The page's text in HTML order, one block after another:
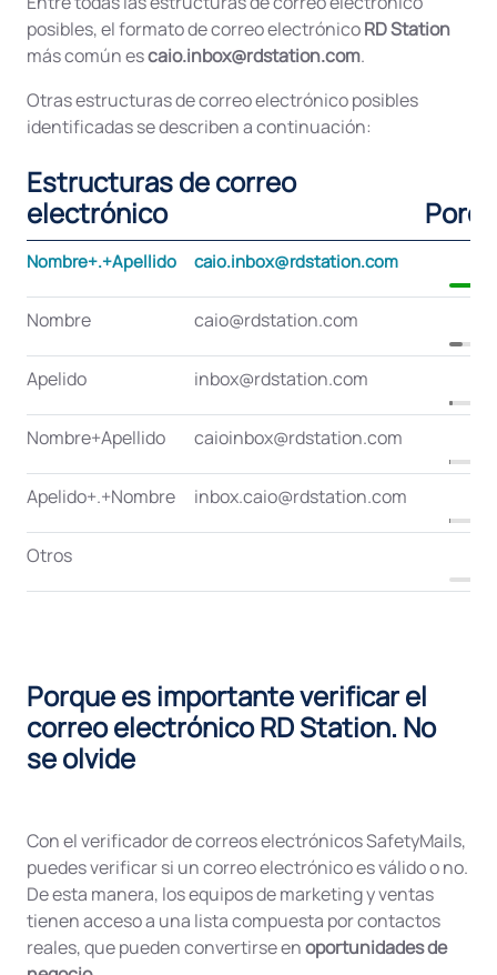
posibles, el formato de correo electrónicoRD Station
más común escaio.inbox@rdstation.com.
Otras estructuras de correo electrónico posibles
identificadas se describen a continuación:
Estructuras de correo
electrónico
Nombre+.+Apellido caio.inbox@rdstation.com
Nombre caio@rdstation.com
Apelido inbox@rdstation.com
Nombre+Apellido caioinbox@rdstation.com
Apelido+.+Nombre inbox.caio@rdstation.com
Otros
Porque es importante verificar el
correo electrónico RD Station. No
se olvide
Con el verificador de correos electrónicos SafetyMails,
puedes verificar si un correo electrónico es válido o no.
De esta manera, los equipos de marketing y ventas
tienen acceso a una lista compuesta por contactos
reales, que pueden convertirse enoportunidades de